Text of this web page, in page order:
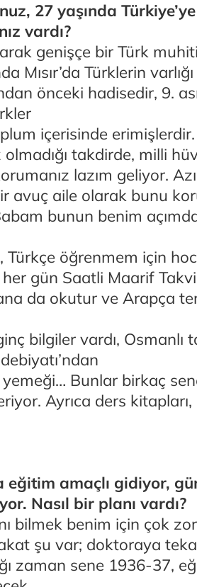
27 yaşında
vardı?
genişçe bir Türk
Mısır’da Türklerin
önceki hadisedir, 9.
içerisinde
takdirde, milli
lazım geliyor.
avuç aile olarak bunu
bunun benim
Türkçe öğrenmem için
gün Saatli Maarif
da okutur ve Arapça
bilgiler vardı, Osmanlı
Bunlar birkaç
Ayrıca ders
eğitim amaçlı gidiyor,
Nasıl bir planı vardı?
bilmek benim için çok
şu var; doktoraya
zaman sene 1936-37,